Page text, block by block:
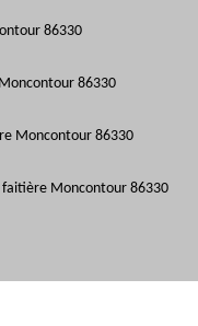
86330
86330
Moncontour 86330
Moncontour 86330